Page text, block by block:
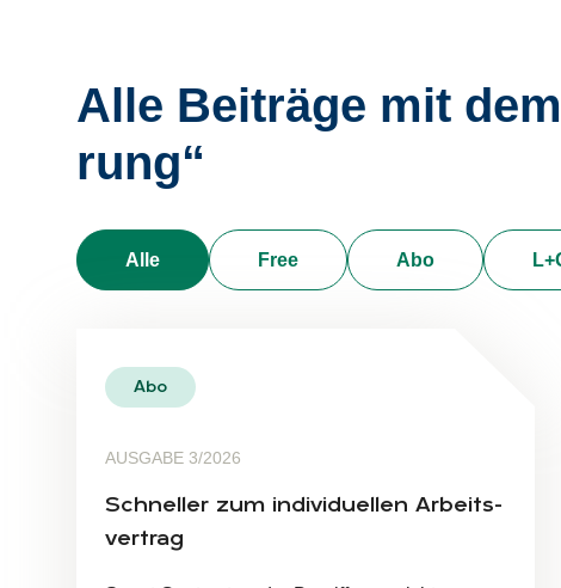
Alle Bei­trä­ge mit
rung“
Alle Free Abo
Abo
AUSGABE 3/2026
Schnel­ler zum in­di­vi­du­el­len Ar­beits­
ver­trag